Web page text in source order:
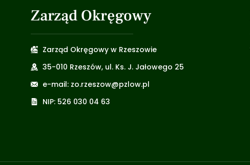
Zarząd Okręgowy
Zarząd Okręgowy w Rzeszowie
35-010 Rzeszów, ul. Ks. J. Jałowego 25
e-mail: zo.rzeszow@pzlow.pl
NIP: 526 030 04 63